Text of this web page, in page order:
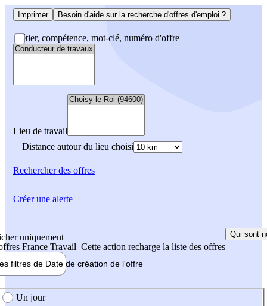
Imprimer Besoin d'aide sur la recherche d'offres d'emploi ?
Métier, compétence, mot-clé, numéro d'offre
Lieu de travail
Distance autour du lieu choisi
Rechercherdes offres
uniquement
France Travail Cette action recharge la liste des offres
Qui sont
filtres de Date de création de l'offre
création de l'offre
Un jour
Créer une alerte